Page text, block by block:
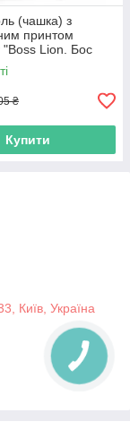
(чашка) з
принтом
"Boss Lion. Бос
₴
Купити
Київ, Україна